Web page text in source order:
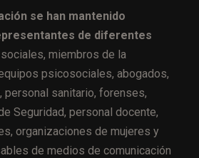
se han mantenido
de diferentes
miembros de la
psicosociales, abogados,
sanitario, forenses,
Seguridad, personal docente,
organizaciones de mujeres y
de medios de comunicación